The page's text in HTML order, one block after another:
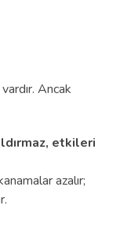
Ancak
etkileri
azalır;